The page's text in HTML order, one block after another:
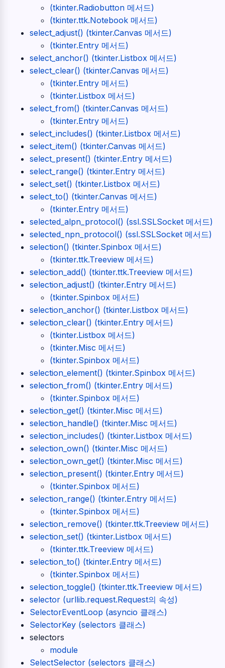
(tkinter.Radiobutton 메서드)
(tkinter.ttk.Notebook 메서드)
select_adjust() (tkinter.Canvas 메서드)
(tkinter.Entry 메서드)
select_anchor() (tkinter.Listbox 메서드)
select_clear() (tkinter.Canvas 메서드)
(tkinter.Entry 메서드)
(tkinter.Listbox 메서드)
select_from() (tkinter.Canvas 메서드)
(tkinter.Entry 메서드)
select_includes() (tkinter.Listbox 메서드)
select_item() (tkinter.Canvas 메서드)
select_present() (tkinter.Entry 메서드)
select_range() (tkinter.Entry 메서드)
select_set() (tkinter.Listbox 메서드)
select_to() (tkinter.Canvas 메서드)
(tkinter.Entry 메서드)
selected_alpn_protocol() (ssl.SSLSocket 메서드)
selected_npn_protocol() (ssl.SSLSocket 메서드)
selection() (tkinter.Spinbox 메서드)
(tkinter.ttk.Treeview 메서드)
selection_add() (tkinter.ttk.Treeview 메서드)
selection_adjust() (tkinter.Entry 메서드)
(tkinter.Spinbox 메서드)
selection_anchor() (tkinter.Listbox 메서드)
selection_clear() (tkinter.Entry 메서드)
(tkinter.Listbox 메서드)
(tkinter.Misc 메서드)
(tkinter.Spinbox 메서드)
selection_element() (tkinter.Spinbox 메서드)
selection_from() (tkinter.Entry 메서드)
(tkinter.Spinbox 메서드)
selection_get() (tkinter.Misc 메서드)
selection_handle() (tkinter.Misc 메서드)
selection_includes() (tkinter.Listbox 메서드)
selection_own() (tkinter.Misc 메서드)
selection_own_get() (tkinter.Misc 메서드)
selection_present() (tkinter.Entry 메서드)
(tkinter.Spinbox 메서드)
selection_range() (tkinter.Entry 메서드)
(tkinter.Spinbox 메서드)
selection_remove() (tkinter.ttk.Treeview 메서드)
selection_set() (tkinter.Listbox 메서드)
(tkinter.ttk.Treeview 메서드)
selection_to() (tkinter.Entry 메서드)
(tkinter.Spinbox 메서드)
selection_toggle() (tkinter.ttk.Treeview 메서드)
selector (urllib.request.Request의 속성)
SelectorEventLoop (asyncio 클래스)
SelectorKey (selectors 클래스)
selectors
module
SelectSelector (selectors 클래스)